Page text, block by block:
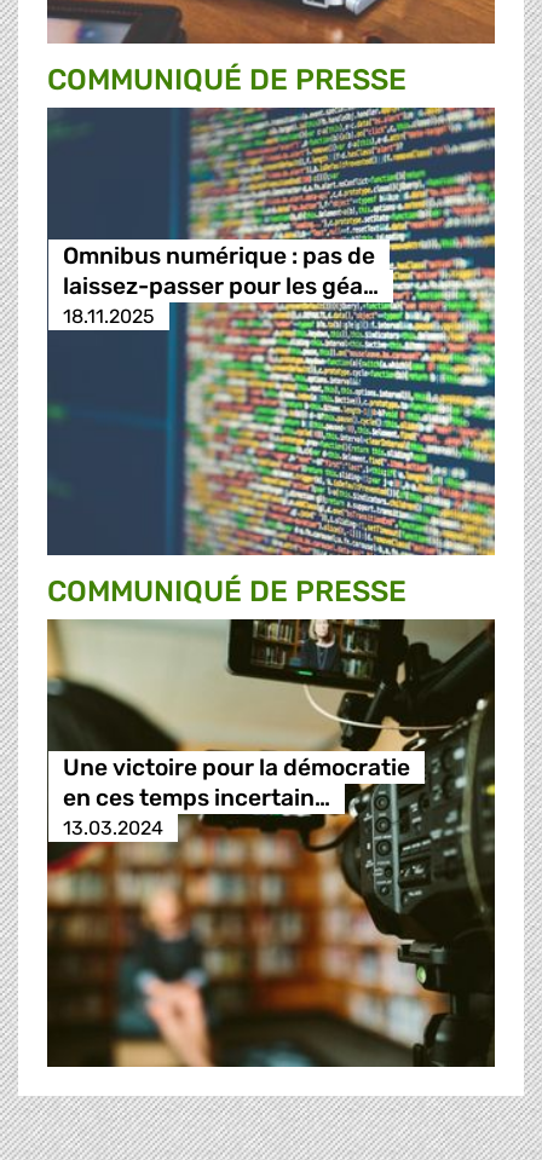
COMMUNIQUÉ DE PRESSE
Omnibus numérique : pas de
laissez-passer pour les géa…
18.11.2025
COMMUNIQUÉ DE PRESSE
Une victoire pour la démocratie
en ces temps incertain…
13.03.2024